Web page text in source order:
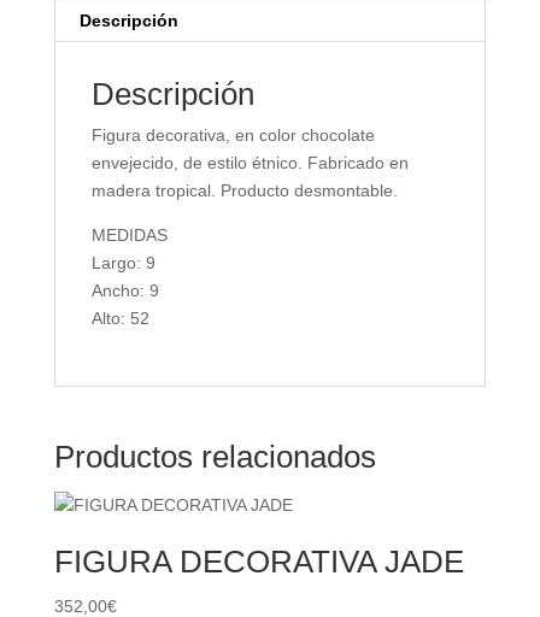
Descripción
Descripción
Figura decorativa, en color chocolate
envejecido, de estilo étnico. Fabricado en
madera tropical. Producto desmontable.
MEDIDAS
Largo: 9
Ancho: 9
Alto: 52
Productos relacionados
FIGURA DECORATIVA JADE
352,00€